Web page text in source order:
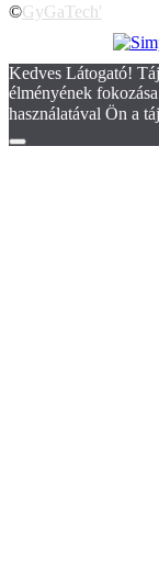
©GyGaTech'
Kedves Látogató!
élményének
használatával Ön a